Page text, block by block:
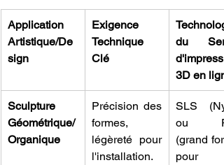
Application
Artistique/De
sign
Exigence
Technique
Clé
du
3D en
Sculpture
Géométrique/
Organique
Précision des
formes,
légèreté pour
l'installation.
SLS
ou
(grand
pour